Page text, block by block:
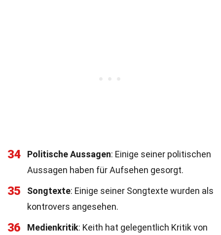
34 Politische Aussagen: Einige seiner politischen
Aussagen haben für Aufsehen gesorgt.
35 Songtexte: Einige seiner Songtexte wurden als
kontrovers angesehen.
36 Medienkritik: Keith hat gelegentlich Kritik von